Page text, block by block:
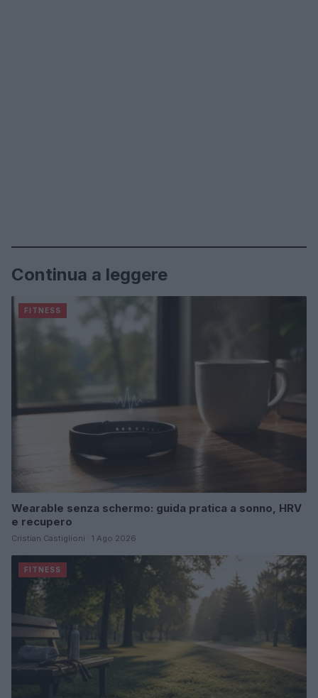
Continua a leggere
FITNESS
Wearable senza schermo: guida pratica a sonno, HRV
e recupero
Cristian Castiglioni · 1 Ago 2026
FITNESS